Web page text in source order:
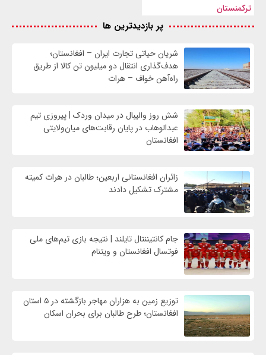
ترکمنستان
پر بازدیدترین ها
شریان حیاتی تجارت ایران – افغانستان؛
هدف‌گذاری انتقال دو میلیون تن کالا از طریق
راه‌آهن خواف – هرات
شش روز والیبال در میدان وردک | پیروزی تیم
عبدالوهاب در پایان رقابت‌های میان‌ولایتی
افغانستان
زائران افغانستانی اربعین؛ طالبان در هرات کمیته
مشترک تشکیل دادند
جام کانتیننتال تایلند | نتیجه بازی تیم‌های ملی
فوتسال افغانستان و ویتنام
توزیع زمین به هزاران مهاجر بازگشته در ۵ استان
افغانستان؛ طرح طالبان برای بحران اسکان